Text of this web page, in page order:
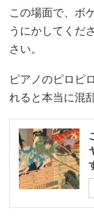
この場面で、ボ
うにかしてくだ
さい。
ピアノのピロピ
れると本当に混